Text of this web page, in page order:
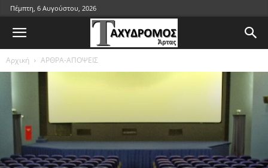
Πέμπτη, 6 Αυγούστου, 2026
Αρχική ΑΡΘΡΑ-ΑΠΟΨΕΙΣ